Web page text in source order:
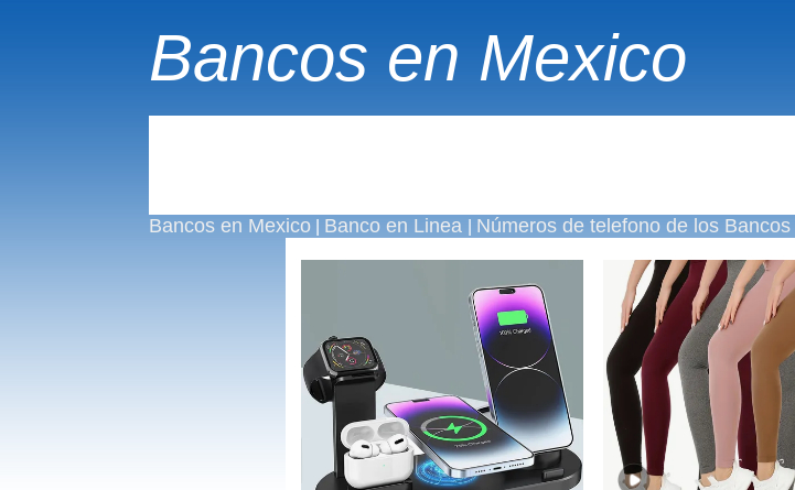
Bancos en Mexico
Bancos en Mexico| Banco en Linea Números de telefono de los Bancos|